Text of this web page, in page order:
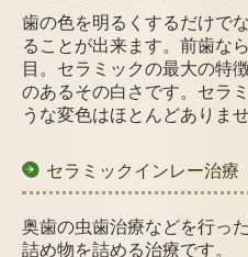
歯の色を明るくするだけで
ることが出来ます。前歯な
目。セラミックの最大の特
のあるその白さです。セラ
うな変色はほとんどありませ
セラミックインレー治療
奥歯の虫歯治療などを行っ
詰め物を詰める治療です。